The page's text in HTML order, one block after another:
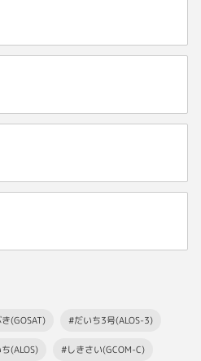
(GOSAT) #だいち3号(ALOS-3)
(ALOS) #しきさい(GCOM-C)